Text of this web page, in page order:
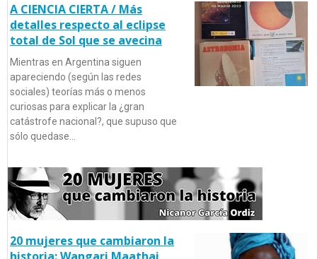
A CIENCIA CIERTA / Más
detalles respecto al eclipse
total de Sol que se avecina
Mientras en Argentina siguen
apareciendo (según las redes
sociales) teorías más o menos
curiosas para explicar la ¿gran
catástrofe nacional?, que supuso que
sólo quedase…
20 mujeres que cambiaron la